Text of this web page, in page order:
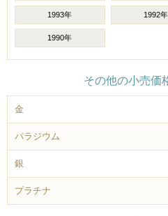
1993年 1992年
1990年
その他の小売価
金
パラジウム
銀
プラチナ